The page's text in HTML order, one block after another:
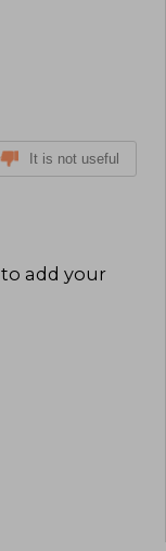
It is not useful
to add your